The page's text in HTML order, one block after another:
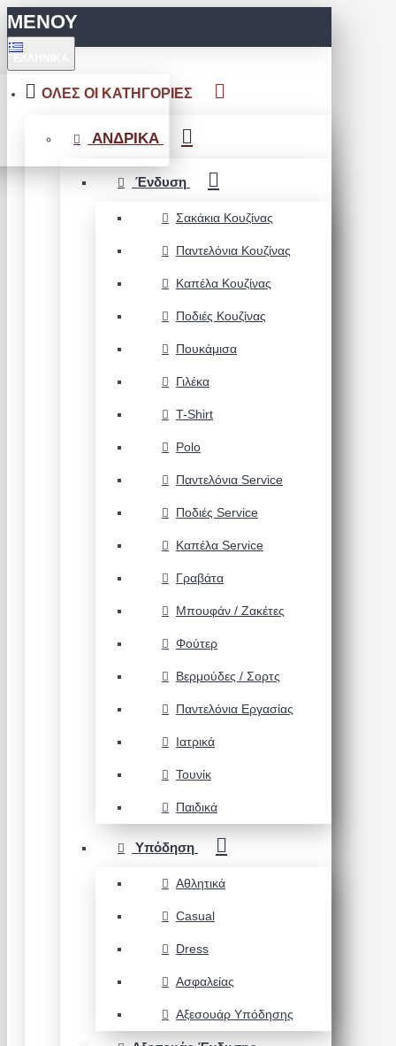
ΜΕΝΟΥ
ΟΛΕΣ ΟΙ ΚΑΤΗΓΟΡΙΕΣ
ΑΝΔΡΙΚΑ
Ένδυση
Σακάκια Κουζίνας
Παντελόνια Κουζίνας
Καπέλα Κουζίνας
Ποδιές Κουζίνας
Πουκάμισα
Γιλέκα
T-Shirt
Polo
Παντελόνια Service
Ποδιές Service
Καπέλα Service
Γραβάτα
Μπουφάν / Ζακέτες
Φούτερ
Βερμούδες / Σορτς
Παντελόνια Εργασίας
Ιατρικά
Τουνίκ
Παιδικά
Υπόδηση
Αθλητικά
Casual
Dress
Ασφαλείας
Αξεσουάρ Υπόδησης